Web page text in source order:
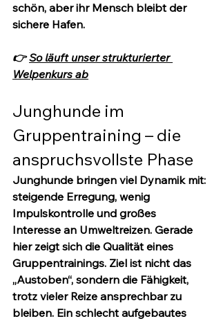
schön, aber ihr Mensch bleibt der
sichere Hafen.
👉 So läuft unser strukturierter
Welpenkurs ab
Junghunde im
Gruppentraining – die
anspruchsvollste Phase
Junghunde bringen viel Dynamik mit:
steigende Erregung, wenig
Impulskontrolle und großes
Interesse an Umweltreizen. Gerade
hier zeigt sich die Qualität eines
Gruppentrainings. Ziel ist nicht das
„Austoben“, sondern die Fähigkeit,
trotz vieler Reize ansprechbar zu
bleiben. Ein schlecht aufgebautes